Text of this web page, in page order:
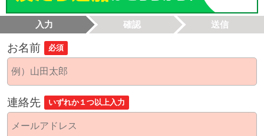
入力 確認 送信
お名前 必須
連絡先 いずれか１つ以上入力